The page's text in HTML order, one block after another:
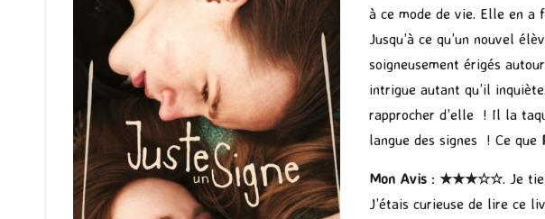
à ce mode de vie. Elle en a
Jusqu’à ce qu’un nouvel
soigneusement érigés
intrigue autant qu’il
rapprocher d’elle ! Il la
langue des signes ! Ce que
Mon Avis : ★★★☆☆. Je
J’étais curieuse de lire ce